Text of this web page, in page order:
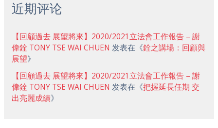
近期评论
【回顧過去 展望將來】2020/2021立法會工作報告 – 謝
偉銓 TONY TSE WAI CHUEN 发表在《銓之講場：回顧與
展望》
【回顧過去 展望將來】2020/2021立法會工作報告 – 謝
偉銓 TONY TSE WAI CHUEN 发表在《把握延長任期 交
出亮麗成績》